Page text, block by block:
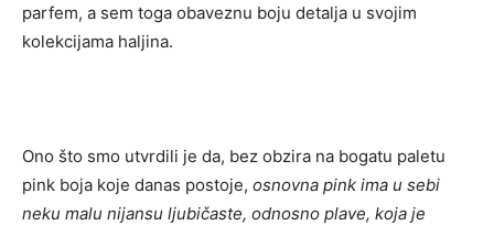
parfem, a sem toga obaveznu boju detalja u svojim
kolekcijama haljina.
Ono što smo utvrdili je da, bez obzira na bogatu paletu
pink boja koje danas postoje, osnovna pink ima u sebi
neku malu nijansu ljubičaste, odnosno plave, koja je